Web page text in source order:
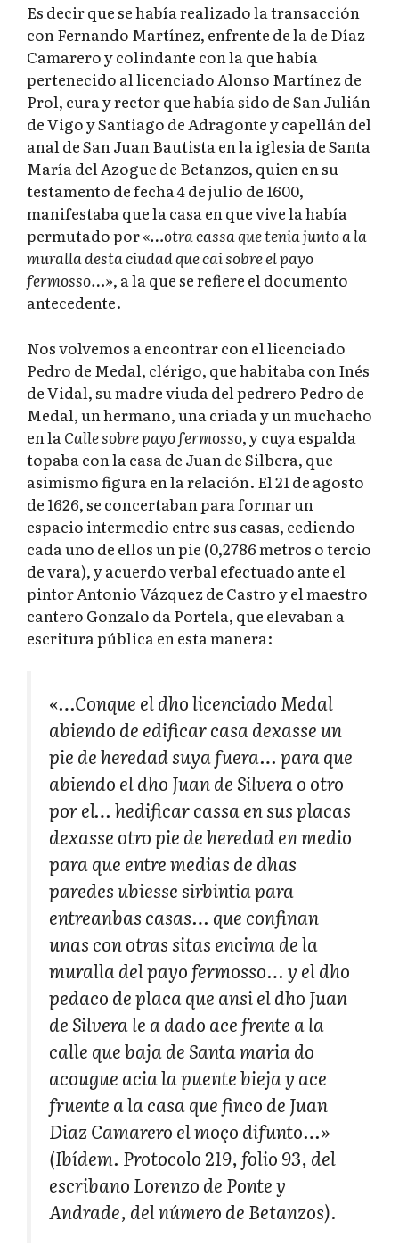
Es decir que se había realizado la transacción
con Fernando Martínez, enfrente de la de Díaz
Camarero y colindante con la que había
pertenecido al licenciado Alonso Martínez de
Prol, cura y rector que había sido de San Julián
de Vigo y Santiago de Adragonte y capellán del
anal de San Juan Bautista en la iglesia de Santa
María del Azogue de Betanzos, quien en su
testamento de fecha 4 de julio de 1600,
manifestaba que la casa en que vive la había
permutado por«…otra cassa que tenia junto a la
muralla desta ciudad que cai sobre el payo
fermosso…», a la que se refiere el documento
antecedente.
Nos volvemos a encontrar con el licenciado
Pedro de Medal, clérigo, que habitaba con Inés
de Vidal, su madre viuda del pedrero Pedro de
Medal, un hermano, una criada y un muchacho
en la Calle sobre payo fermosso, y cuya espalda
topaba con la casa de Juan de Silbera, que
asimismo figura en la relación. El 21 de agosto
de 1626, se concertaban para formar un
espacio intermedio entre sus casas, cediendo
cada uno de ellos un pie (0,2786 metros o tercio
de vara), y acuerdo verbal efectuado ante el
pintor Antonio Vázquez de Castro y el maestro
cantero Gonzalo da Portela, que elevaban a
escritura pública en esta manera:
«…Conque el dho licenciado Medal
abiendo de edificar casa dexasse un
pie de heredad suya fuera… para que
abiendo el dho Juan de Silvera o otro
por el… hedificar cassa en sus placas
dexasse otro pie de heredad en medio
para que entre medias de dhas
paredes ubiesse sirbintia para
entreanbas casas… que confinan
unas con otras sitas encima de la
muralla del payo fermosso… y el dho
pedaco de placa que ansi el dho Juan
de Silvera le a dado ace frente a la
calle que baja de Santa maria do
acougue acia la puente bieja y ace
fruente a la casa que finco de Juan
Diaz Camarero el moço difunto…»
(Ibídem. Protocolo 219, folio 93, del
escribano Lorenzo de Ponte y
Andrade, del número de Betanzos).